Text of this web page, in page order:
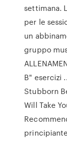
settimana.
per le
un
gruppo
B" esercizi
Stubborn
Will Take